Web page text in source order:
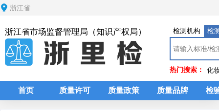
浙江省
浙江省市场监督管理局（知识产权局） 检测机构 检
热门搜索： 化
首页 质量许可 质量政策 质量品牌 检